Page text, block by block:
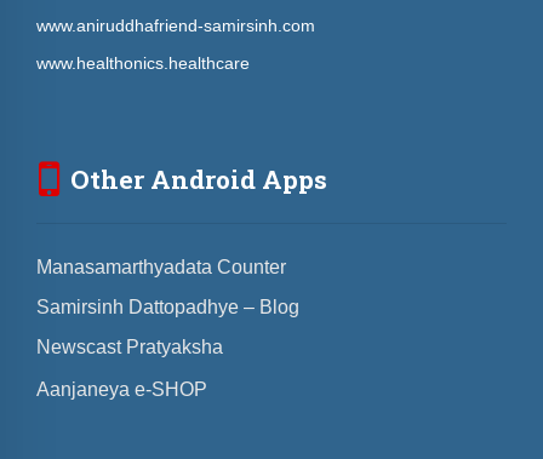
www.aniruddhafriend-samirsinh.com
www.healthonics.healthcare
Other Android Apps
Manasamarthyadata Counter
Samirsinh Dattopadhye – Blog
Newscast Pratyaksha
Aanjaneya e-SHOP